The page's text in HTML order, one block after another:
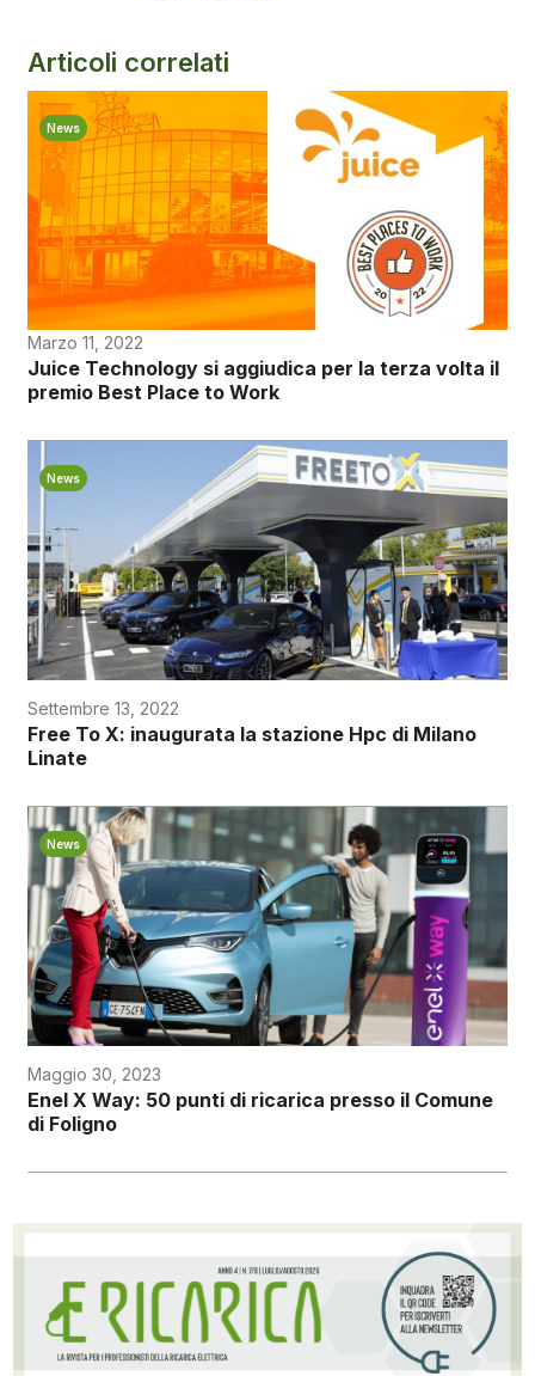
Articoli correlati
News
Marzo 11, 2022
Juice Technology si aggiudica per la terza volta il
premio Best Place to Work
News
Settembre 13, 2022
Free To X: inaugurata la stazione Hpc di Milano
Linate
News
Maggio 30, 2023
Enel X Way: 50 punti di ricarica presso il Comune
di Foligno